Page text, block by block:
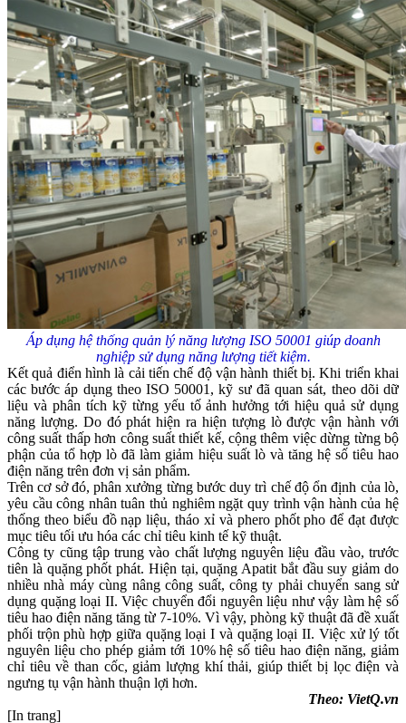
Áp dụng hệ thống quản lý năng lượng ISO 50001 giúp doanh
nghiệp sử dụng năng lượng tiết kiệm.
Kết quả điển hình là cải tiến chế độ vận hành thiết bị. Khi triển khai
các bước áp dụng theo ISO 50001, kỹ sư đã quan sát, theo dõi dữ
liệu và phân tích kỹ từng yếu tố ảnh hưởng tới hiệu quả sử dụng
năng lượng. Do đó phát hiện ra hiện tượng lò được vận hành với
công suất thấp hơn công suất thiết kế, cộng thêm việc dừng từng bộ
phận của tổ hợp lò đã làm giảm hiệu suất lò và tăng hệ số tiêu hao
điện năng trên đơn vị sản phẩm.
Trên cơ sở đó, phân xưởng từng bước duy trì chế độ ổn định của lò,
yêu cầu công nhân tuân thủ nghiêm ngặt quy trình vận hành của hệ
thống theo biểu đồ nạp liệu, tháo xỉ và phero phốt pho để đạt được
mục tiêu tối ưu hóa các chỉ tiêu kinh tế kỹ thuật.
Công ty cũng tập trung vào chất lượng nguyên liệu đầu vào, trước
tiên là quặng phốt phát. Hiện tại, quặng Apatit bắt đầu suy giảm do
nhiều nhà máy cùng nâng công suất, công ty phải chuyển sang sử
dụng quặng loại II. Việc chuyển đổi nguyên liệu như vậy làm hệ số
tiêu hao điện năng tăng từ 7-10%. Vì vậy, phòng kỹ thuật đã đề xuất
phối trộn phù hợp giữa quặng loại I và quặng loại II. Việc xử lý tốt
nguyên liệu cho phép giảm tới 10% hệ số tiêu hao điện năng, giảm
chỉ tiêu về than cốc, giảm lượng khí thải, giúp thiết bị lọc điện và
ngưng tụ vận hành thuận lợi hơn.
Theo: VietQ.vn
[In trang]